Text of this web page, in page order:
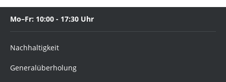
Mo–Fr: 10:00 - 17:30 Uhr
Nachhaltigkeit
Generalüberholung